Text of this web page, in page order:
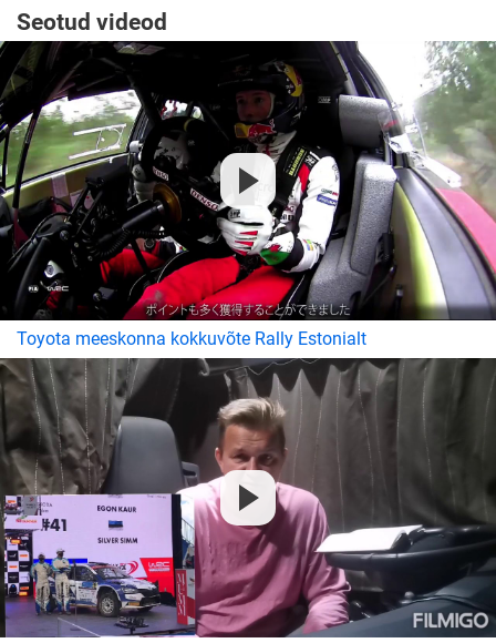
Seotud videod
Toyota meeskonna kokkuvõte Rally Estonialt